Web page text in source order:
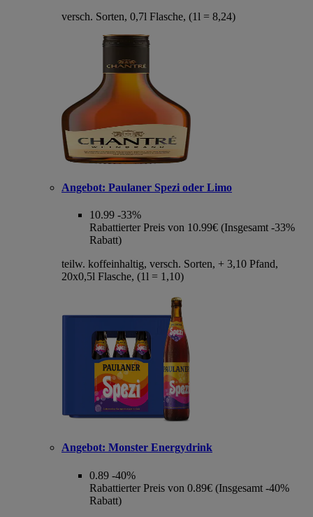
versch. Sorten, 0,7l Flasche, (1l = 8,24)
Angebot: Paulaner Spezi oder Limo
10.99 -33%
Rabattierter Preis von 10.99€ (Insgesamt -33%
Rabatt)
teilw. koffeinhaltig, versch. Sorten, + 3,10 Pfand,
20x0,5l Flasche, (1l = 1,10)
Angebot: Monster Energydrink
0.89 -40%
Rabattierter Preis von 0.89€ (Insgesamt -40%
Rabatt)